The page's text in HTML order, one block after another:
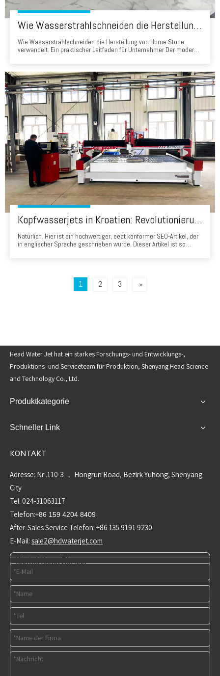
Wie Wasserstrahlschneiden die Herstellung von Home Stone verwandelt: Ein praktischer Leitfaden für Unternehmer
Wie Wasserstrahlschneiden die Herstellung von Home Stone
verwandelt: Ein praktischer Leitfaden für Unternehmer Der moderne
Wettbewerbsunterscheidungsmerkmale. Von Küchenarbeitsplatten
bis Badezimmer Umgebung und Wohnzimmer -Wände, Wasser J.
Kopfwasserjets in Kroatien: Revolutionierung der Steinverarbeitung von Brač Marmor zum iStrischen Kalkstein
Natürlich. Hier ist ein hochwertiger, eeat konformer SEO-Artikel, der
in englischer Sprache geschrieben wurde. Dieser Artikel ist so
1 2 3 »
Head Water Jet hat ein starkes Forschungs- und Entwicklungs-,
Produktions- und Serviceteam für Produktion, Shenyang Head Science
and Technology Co., Ltd.
Produktkategorie
Schneller Link
KONTAKT
Adresse: Nr .110-3 ， Hongrun Road, Bezirk Yuhong, Shenyang
City
Tel: 024-31063117
Telefon:+86 159 4204 8409
After-Sales Service Telefon: +86 135 9191 9230
E-Mail: sale2@hdwaterjet.com
Kontaktieren Sie uns